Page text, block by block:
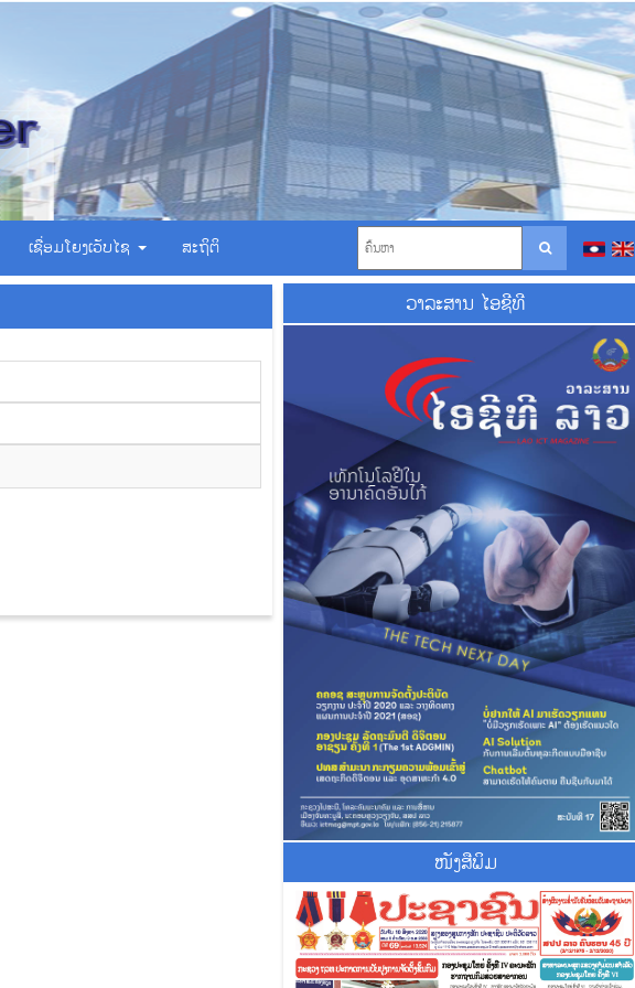
ເຊື່ອມ​ໂຍງ​ເວັບ​ໄຊ ສະຖິຕິ
ວາ​ລະ​ສານ ໄອ​ຊີ​ທີ
ໜັງສືພິມ